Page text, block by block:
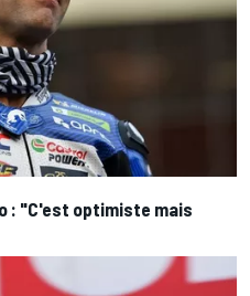
: "C'est optimiste mais